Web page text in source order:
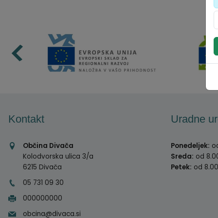
Kontakt
Občina Divača
Kolodvorska ulica 3/a
6215 Divača
05 731 09 30
000000000
obcina@divaca.si
Uradne
Ponedeljek:
Sreda: od
Petek: od